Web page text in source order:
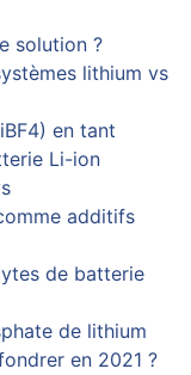
solution ?
lithium vs
en tant
Li-ion
additifs
de batterie
de lithium
en 2021 ?